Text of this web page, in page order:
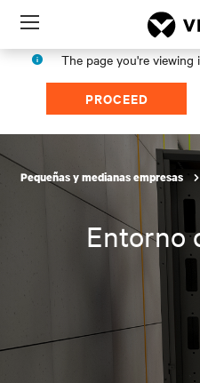
Menu
The page you're viewing
PROCEED
Pequeñas y medianas empresas
Entorno